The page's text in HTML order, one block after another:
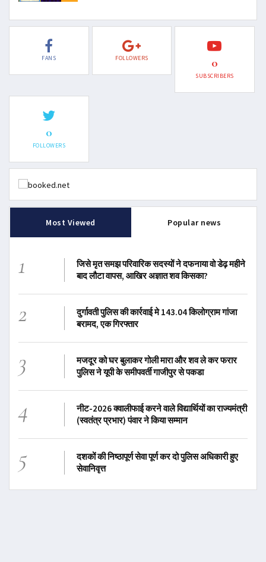
FANS FOLLOWERS 0
SUBSCRIBERS
0
FOLLOWERS
Most Viewed Popular news
1
जिसे मृत समझ परिवारिक सदस्यों ने दफनाया वो डेढ़ महीने
बाद लौटा वापस, आखिर अज्ञात शव किसका?
2
दुर्गावती पुलिस की कार्रवाई मे 143.04 किलोग्राम गांजा
बरामद, एक गिरफ्तार
3
मजदूर को घर बुलाकर गोली मारा और शव ले कर फरार
पुलिस ने यूपी के समीपवर्ती गाजीपुर से पकडा
4
नीट-2026 क्वालीफाई करने वाले विद्यार्थियों का राज्यमंत्री
(स्वतंत्र प्रभार) पंवार ने किया सम्मान
5
दशकों की निष्ठापूर्ण सेवा पूर्ण कर दो पुलिस अधिकारी हुए
सेवानिवृत्त